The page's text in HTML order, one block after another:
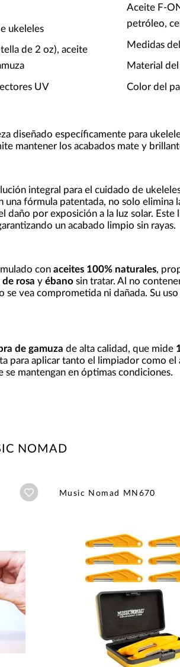
ukeleles
de 2 oz), aceite
UV
Aceite F-
petróleo,
Medidas
Material
Color del
diseñado específicamente para
mantener los acabados mate y
integral para el cuidado de
fórmula patentada, no solo elimina
daño por exposición a la luz solar.
un acabado limpio sin rayas.
con aceites 100% naturales,
de rosa y ébanosin tratar. Al no
se vea comprometida ni dañada. Su
de gamuza de alta calidad, que mide
para aplicar tanto el limpiador como
se mantengan en óptimas condiciones.
NOMAD
Añadir a wishlist
Music Nomad MN670